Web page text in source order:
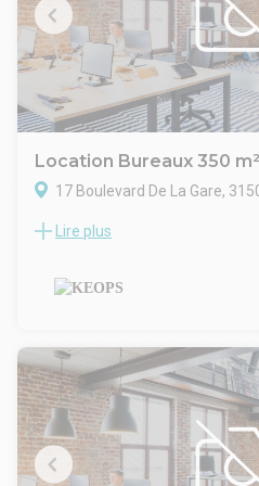
Loyer annuel HC : 48 000 Euros
Charges annuelles / taxe
Frais de rédaction bail à la
Location Bureaux 350 m²
17 Boulevard De La Gare,
Au sein d'un immeuble de
proposons à la location un
m², entièrement rénové et
open space, d'une salle de
d'un local technique.
Prestations :
- Climatisation réversible
- Câblage informatique avec
Stationnement :
Lire plus